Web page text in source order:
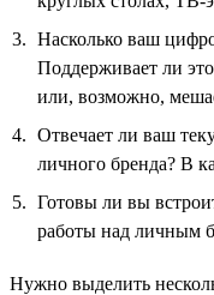
Насколько ваш
Поддерживает ли
или, возможно,
Отвечает ли ваш
личного бренда? В
Готовы ли вы
работы над личным
Нужно выделить